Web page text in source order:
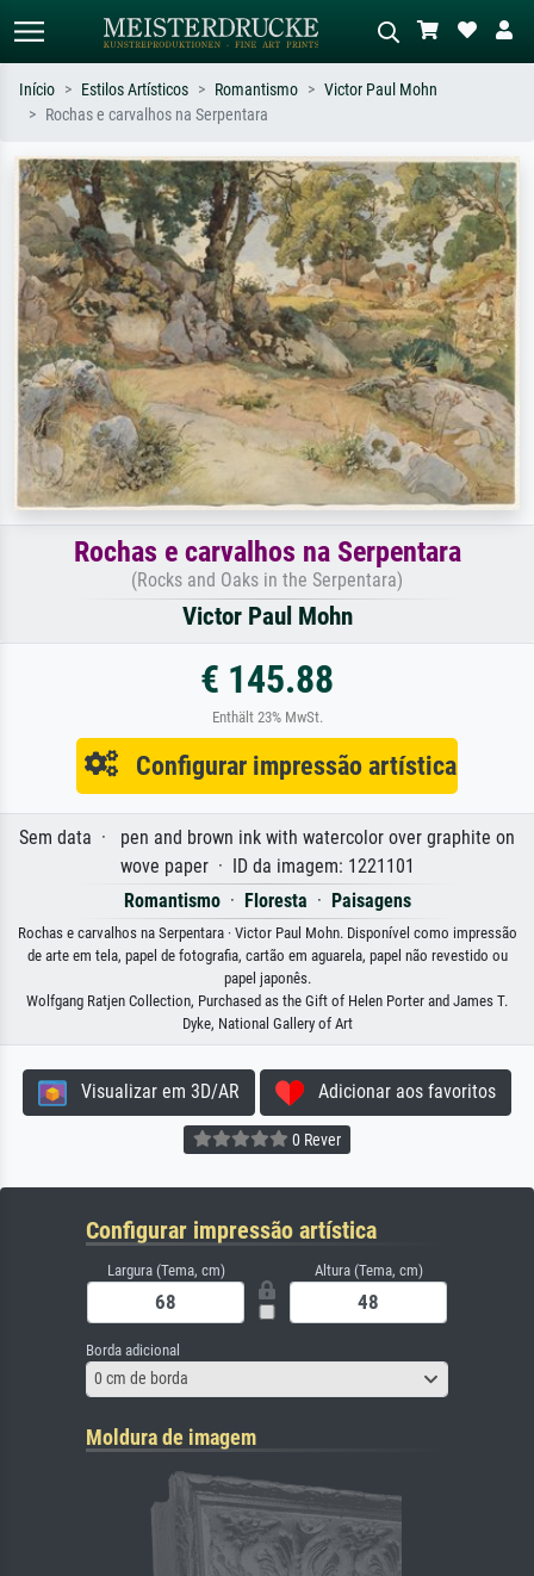
Pesquise por artista, título ou estilo –
ex: Monet, Noite Estrelada,
impressionismo, onda de Hokusai, nu.
Descreva a cena – ex: prado verde,
abstrato com muito vermelho, pintura
a óleo escura, nu em pé ao lado de
uma árvore.
Início Estilos Artísticos Romantismo
Victor Paul Mohn
Rochas e carvalhos na Serpentara
Rochas e carvalhos na Serpentara
(Rocks and Oaks in the Serpentara)
Victor Paul Mohn
€ 145.88
Enthält 23% MwSt.
Configurar impressão artística
Sem data · pen and brown ink with watercolor over graphite on
wove paper · ID da imagem: 1221101
Romantismo· Floresta · Paisagens
Rochas e carvalhos na Serpentara · Victor Paul Mohn. Disponível como impressão
de arte em tela, papel de fotografia, cartão em aguarela, papel não revestido ou
papel japonês.
Wolfgang Ratjen Collection, Purchased as the Gift of Helen Porter and James T.
Dyke, National Gallery of Art
Visualizar em 3D/AR Adicionar aos favoritos
0 Rever
Configurar impressão artística
Largura (Tema, cm) Altura (Tema, cm)
Borda adicional
0 cm de borda
Moldura de imagem